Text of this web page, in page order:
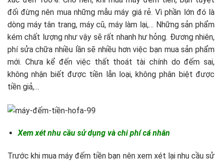
đối đừng nên mua những mẫu máy giá rẻ. Vì phần lớn đó là
dòng máy tân trang, máy cũ, máy làm lại,… Những sản phẩm
kém chất lượng như vậy sẽ rất nhanh hư hỏng. Đương nhiên,
phí sửa chữa nhiều lần sẽ nhiều hơn việc bạn mua sản phẩm
mới. Chưa kể đến việc thất thoát tài chính do đếm sai,
không nhận biết được tiền lẫn loại, không phân biệt được
tiền giả,…
Xem xét nhu cầu sử dụng và chi phí cá nhân
Trước khi mua máy đếm tiền bạn nên xem xét lại nhu cầu sử